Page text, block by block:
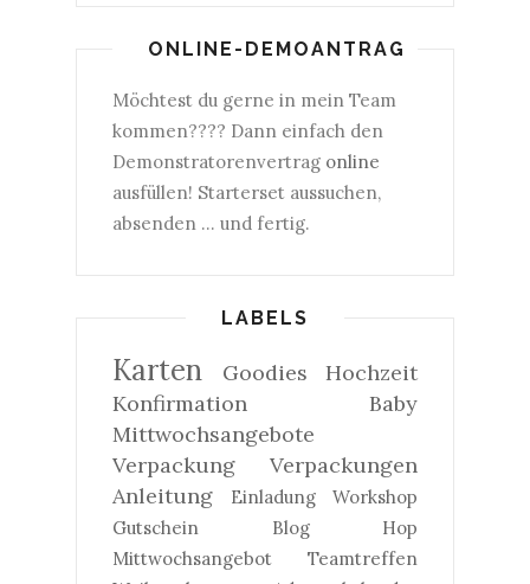
ONLINE-DEMOANTRAG
Möchtest du gerne in mein Team
kommen???? Dann einfach den
Demonstratorenvertrag online
ausfüllen! Starterset aussuchen,
absenden ... und fertig.
LABELS
Karten Goodies
Hochzeit
Konfirmation
Baby
Mittwochsangebote
Verpackung
Verpackungen
Anleitung
Einladung
Workshop
Gutschein
Blog Hop
Mittwochsangebot
Teamtreffen